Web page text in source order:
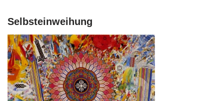
Selbsteinweihung